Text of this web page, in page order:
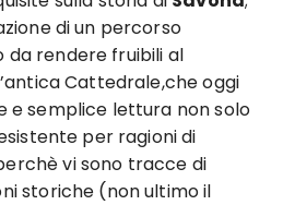
di un percorso
da rendere fruibili al
Cattedrale,che oggi
e semplice lettura non solo
per ragioni di
vi sono tracce di
storiche (non ultimo il